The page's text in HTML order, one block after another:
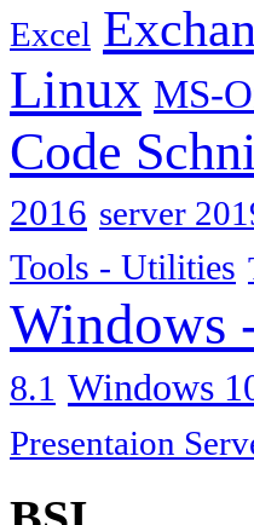
Excel
Linux MS-
Code
2016 server
Tools - Utilities
Windows
8.1 Windows
Presentaion